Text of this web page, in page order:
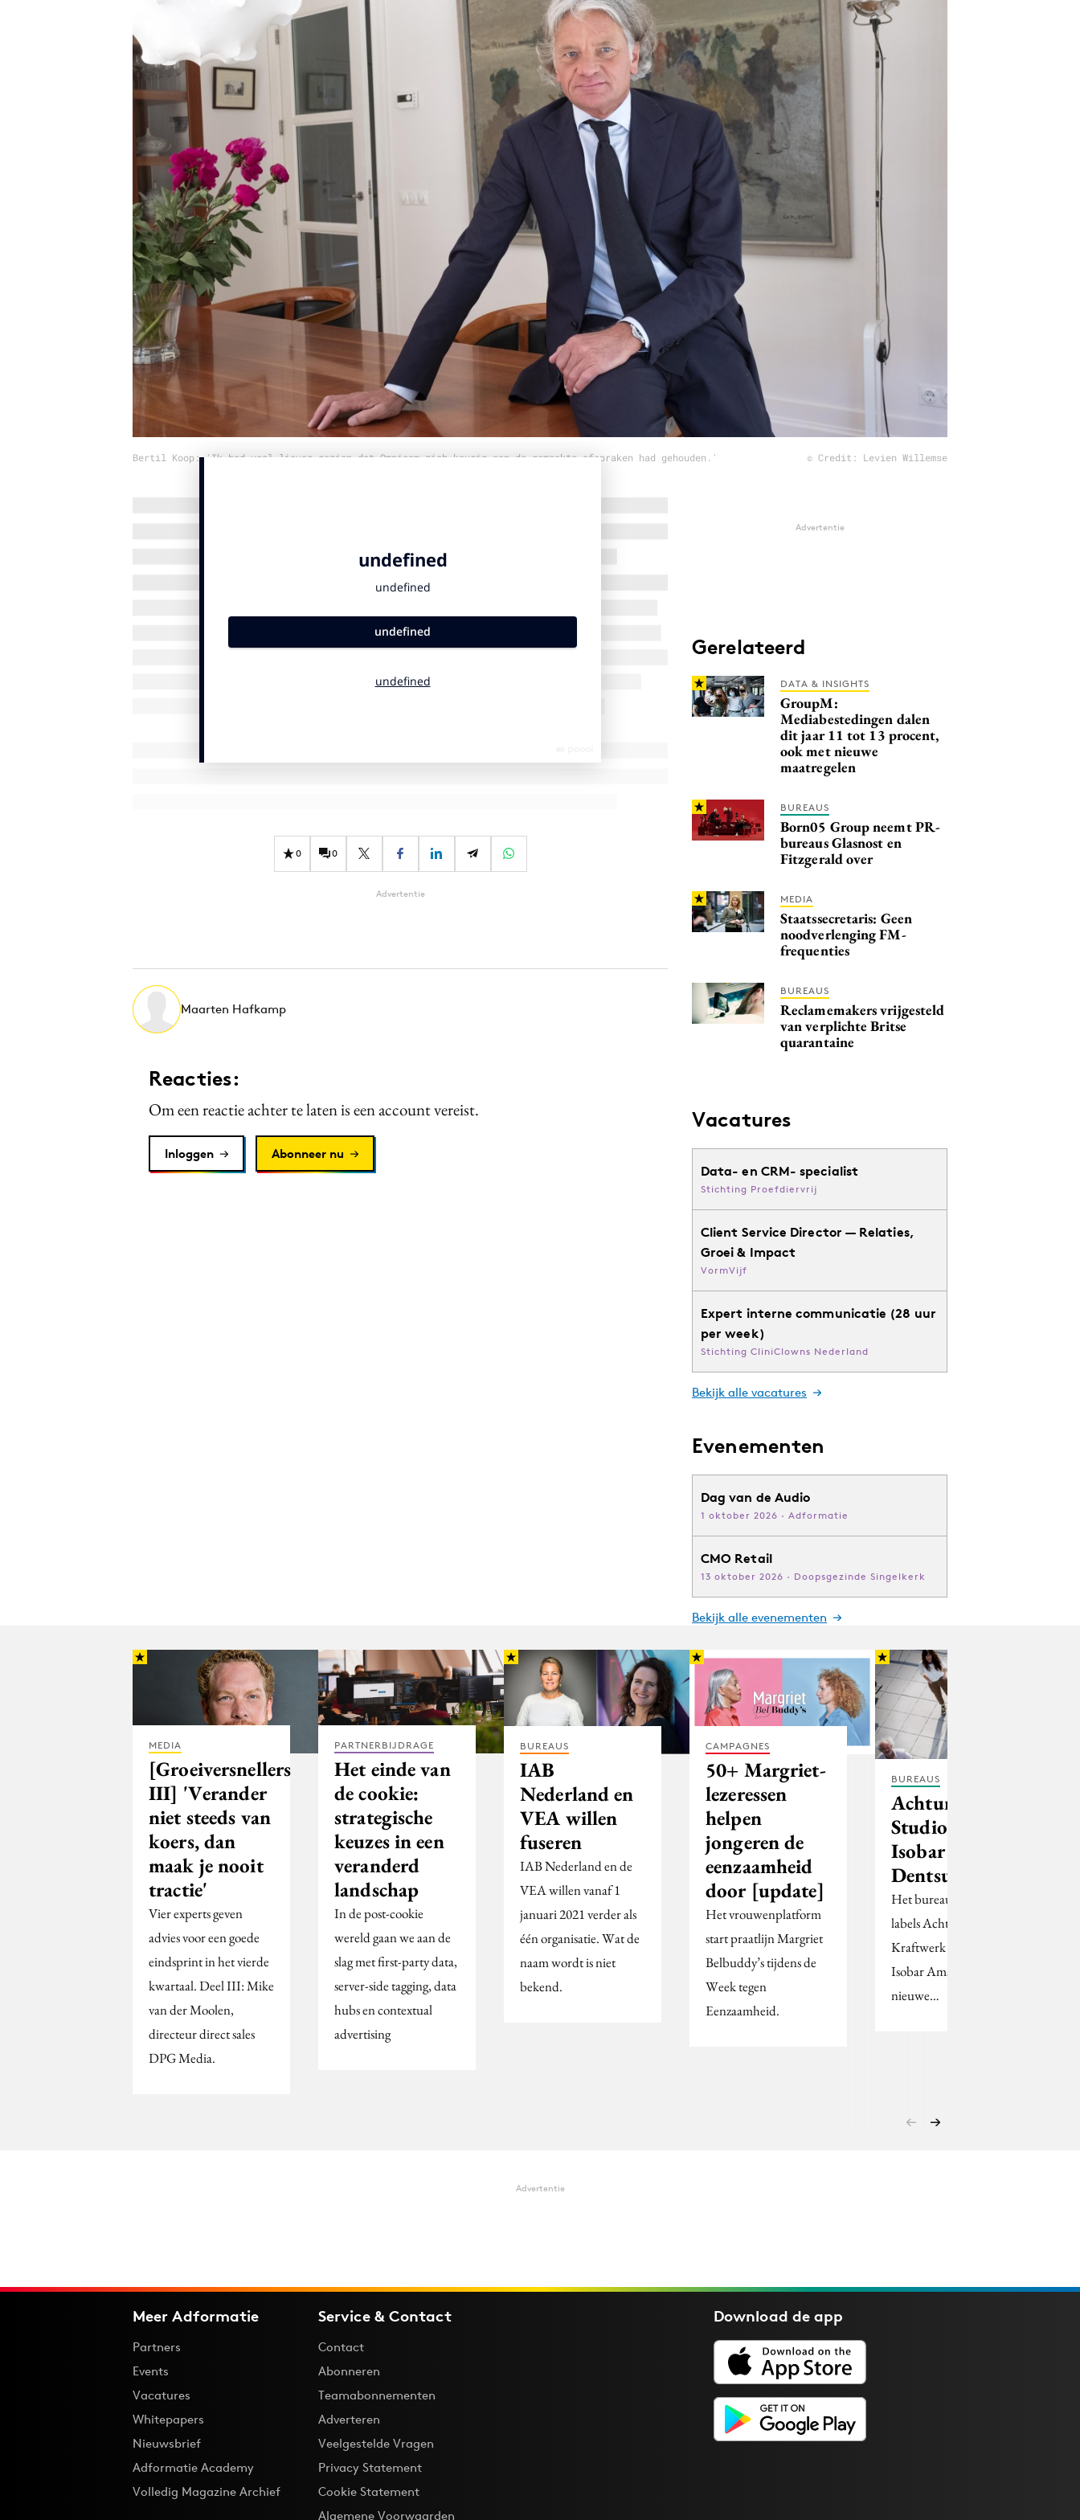
Gedragsverandering
Influencer marketing
Interne communicatie
Martech
Purpose Marketing
Reputatie & crisis
Bertil Koop: 'Ik had veel liever gezien dat Omnicom zich keurig aan de gemaakte afspraken had gehouden.' © Credit: Levien Willemse
0 0
Advertentie
Maarten Hafkamp
Reacties:
Om een reactie achter te laten is een account vereist.
Inloggen Abonneer nu
Advertentie
Gerelateerd
DATA & INSIGHTS
GroupM:
Mediabestedingen dalen
dit jaar 11 tot 13 procent,
ook met nieuwe
maatregelen
BUREAUS
Born05 Group neemt PR-
bureaus Glasnost en
Fitzgerald over
MEDIA
Staatssecretaris: Geen
noodverlenging FM-
frequenties
BUREAUS
Reclamemakers vrijgesteld
van verplichte Britse
quarantaine
Vacatures
Data- en CRM- specialist
Stichting Proefdiervrij
Client Service Director — Relaties,
Groei & Impact
VormVijf
Expert interne communicatie (28 uur
per week)
Stichting CliniClowns Nederland
Bekijk alle vacatures
Evenementen
Dag van de Audio
1 oktober 2026 · Adformatie
CMO Retail
13 oktober 2026 · Doopsgezinde Singelkerk
Bekijk alle evenementen
MEDIA
[Groeiversnellers
III] 'Verander
niet steeds van
koers, dan
maak je nooit
tractie'
Vier experts geven
advies voor een goede
eindsprint in het vierde
kwartaal. Deel III: Mike
van der Moolen,
directeur direct sales
DPG Media.
PARTNERBIJDRAGE
Het einde van
de cookie:
strategische
keuzes in een
veranderd
landschap
In de post-cookie
wereld gaan we aan de
slag met first-party data,
server-side tagging, data
hubs en contextual
advertising
BUREAUS
IAB
Nederland en
VEA willen
fuseren
IAB Nederland en de
VEA willen vanaf 1
januari 2021 verder als
één organisatie. Wat de
naam wordt is niet
bekend.
CAMPAGNES
50+ Margriet-
lezeressen
helpen
jongeren de
eenzaamheid
door [update]
Het vrouwenplatform
start praatlijn Margriet
Belbuddy’s tijdens de
Week tegen
Eenzaamheid.
BUREAUS
Studio Kraftwerk en
Isobar worden samen
DentsuAchtung!
Het bureau voegt per oktober de
labels Achtung!mcgarrybowen,
Kraftwerk linked by Isobar en
Isobar Amsterdam samen in één
nieuwe…
Advertentie
Meer Adformatie
Partners
Events
Vacatures
Whitepapers
Nieuwsbrief
Adformatie Academy
Volledig Magazine Archief
Service & Contact
Contact
Abonneren
Teamabonnementen
Adverteren
Veelgestelde Vragen
Privacy Statement
Cookie Statement
Algemene Voorwaarden
Download deapp